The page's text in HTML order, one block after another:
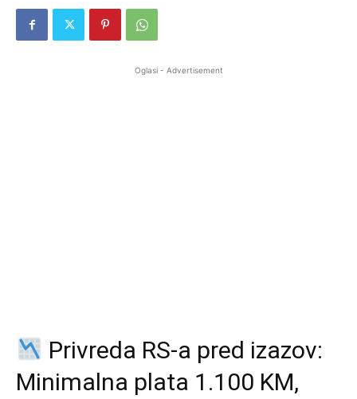
Oglasi - Advertisement
Privreda RS-a pred izazov:
Minimalna plata 1.100 KM,